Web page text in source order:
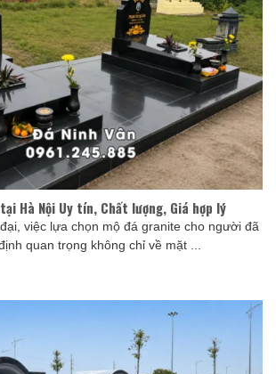
Hà Nội Uy tín, Chất lượng, Giá hợp lý
việc lựa chọn mộ đá granite cho người đã
quan trọng không chỉ về mặt ...